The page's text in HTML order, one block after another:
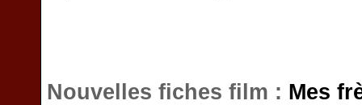
Nouvelles fiches film : Mes